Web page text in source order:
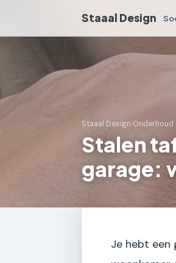
Staaal Design
Staaal Design›Onderhoud
Stalen
garage:
Je hebt een